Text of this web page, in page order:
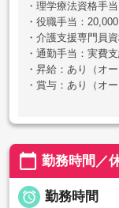
・理学療法資格手
・役職手当：
・介護支援専門員
・通勤手当：実費
・昇給：あり（オ
・賞与：あり（オ
calendar_today 勤務時間／
 勤務時間